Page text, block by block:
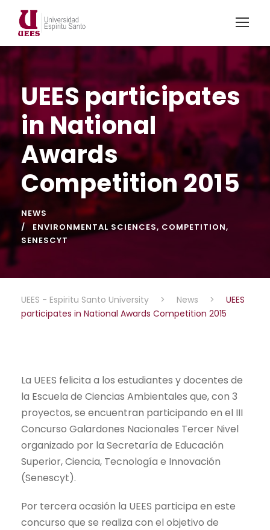
UEES participates
in National
Awards
Competition 2015
NEWS
ENVIRONMENTAL SCIENCES, COMPETITION,
SENESCYT
UEES - Espiritu Santo University > News >
UEES
participates in National Awards Competition 2015
La UEES felicita a los estudiantes y docentes de
la Escuela de Ciencias Ambientales que, con 3
proyectos, se encuentran participando en el III
Concurso Galardones Nacionales Tercer Nivel
organizado por la Secretaría de Educación
Superior, Ciencia, Tecnología e Innovación
(Senescyt).
Por tercera ocasión la UEES participa en este
concurso que se realiza con el objetivo de